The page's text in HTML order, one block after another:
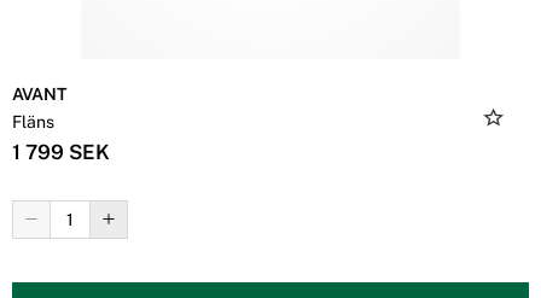
AVANT
Fläns
1 799 SEK